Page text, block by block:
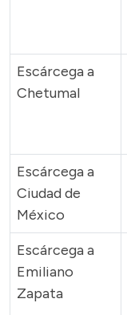
Escárcega a
Chetumal
Escárcega a
Ciudad de
México
Escárcega a
Emiliano
Zapata